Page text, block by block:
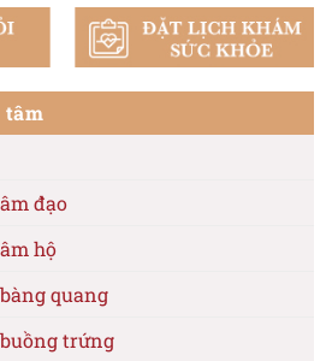
tâm
đạo
hộ
quang
trứng